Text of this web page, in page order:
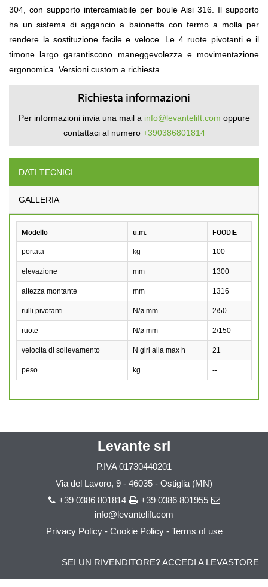
304, con supporto intercamiabile per boule Aisi 316. Il supporto
ha un sistema di aggancio a baionetta con fermo a molla per
rendere la sostituzione facile e veloce. Le 4 ruote pivotanti e il
timone largo garantiscono maneggevolezza e movimentazione
ergonomica. Versioni custom a richiesta.
Richiesta informazioni
Per informazioni invia una mail a info@levantelift.com oppure
contattaci al numero +390386801814
DATI TECNICI
GALLERIA
Modello u.m. FOODIE
portata kg 100
elevazione mm 1300
altezza montante mm 1316
rulli pivotanti N/ø mm 2/50
ruote N/ø mm 2/150
velocita di sollevamento N giri alla max h 21
peso kg --
Levante srl
P.IVA01730440201
Via del Lavoro, 9 - 46035 - Ostiglia (MN)
+39 0386 801814
+39 0386 801955
info@levantelift.com
Privacy Policy- Cookie Policy- Terms of use
SEI UN RIVENDITORE? ACCEDI A LEVASTORE